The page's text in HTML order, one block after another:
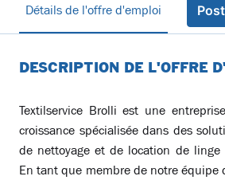
Détails de l'offre d'emploi
DESCRIPTION DE L'OFFRE
Textilservice Brolli est une
croissance spécialisée dans des
de nettoyage et de location de linge
En tant que membre de notre équipe